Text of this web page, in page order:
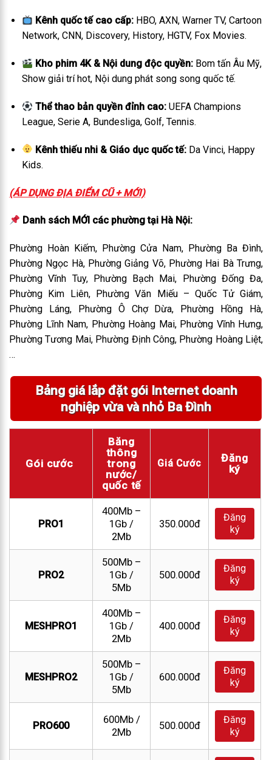
Kênh quốc tế cao cấp: HBO, AXN, Warner TV, Cartoon
Network, CNN, Discovery, History, HGTV, Fox Movies.
Kho phim 4K & Nội dung độc quyền: Bom tấn Âu Mỹ,
Show giải trí hot, Nội dung phát song song quốc tế.
Thể thao bản quyền đỉnh cao: UEFA Champions
League, Serie A, Bundesliga, Golf, Tennis.
Kênh thiếu nhi & Giáo dục quốc tế: Da Vinci, Happy
Kids.
(ÁP DỤNG ĐỊA ĐIỂM CŨ + MỚI)
Danh sách MỚI các phường tại Hà Nội:
Phường Hoàn Kiếm, Phường Cửa Nam, Phường Ba Đình,
Phường Ngọc Hà, Phường Giảng Võ, Phường Hai Bà Trưng,
Phường Vĩnh Tuy, Phường Bạch Mai, Phường Đống Đa,
Phường Kim Liên, Phường Văn Miếu – Quốc Tử Giám,
Phường Láng, Phường Ô Chợ Dừa, Phường Hồng Hà,
Phường Lĩnh Nam, Phường Hoàng Mai, Phường Vĩnh Hưng,
Phường Tương Mai, Phường Định Công, Phường Hoàng Liệt,
…
Bảng giá lắp đặt gói Internet doanh
nghiệp vừa và nhỏ Ba Đình
Gói cước
Băng
thông
trong
nước/
quốc tế
Giá Cước
Đăng
ký
PRO1
400Mb –
1Gb /
2Mb
350.000đ
Đăng
ký
PRO2
500Mb –
1Gb /
5Mb
500.000đ
Đăng
ký
MESHPRO1
400Mb –
1Gb /
2Mb
400.000đ
Đăng
ký
MESHPRO2
500Mb –
1Gb /
5Mb
600.000đ
Đăng
ký
PRO600
600Mb /
2Mb
500.000đ
Đăng
ký